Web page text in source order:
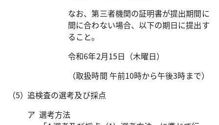
なお、第三者機関の証明書が提出期間に
間に合わない場合、以下の期日に提出す
ること。
令和6年2月15日（木曜日）
（取扱時間 午前10時から午後3時まで）
追検査の選考及び採点
選考方法